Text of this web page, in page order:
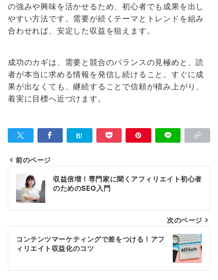
の強みや興味を活かせるため、初心者でも成果を出し
やすい方法です。需要が続くテーマとトレンドを組み
合わせれば、安定した収益を狙えます。
成功のカギは、需要と競合のバランスの見極めと、読
者が本当に求める情報を発信し続けること。すぐに成
果が出なくても、継続することで信頼が積み上がり、
着実に目標へ近づけます。
投
稿
ナ
ビ
ゲ
シ
前のページ
収益倍増！専門家に聞くアフィリエイト初心者
のためのSEO入門
次のページ
コンテンツマーケティングで差をつける！アフ
ィリエイト収益化のコツ